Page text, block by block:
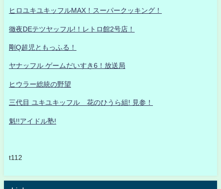
ヒロユキユキッフルMAX！スーパークッキング！
徹夜DEテツヤッフル!！レトロ館2号店！
剛Q超児ともっふる！
ヤナッフル ゲームだいすき6！放送局
ヒウラー総統の野望
三代目 ユキユキッフル 花のひうら組! 見参！
魁!!アイドル塾!
t112